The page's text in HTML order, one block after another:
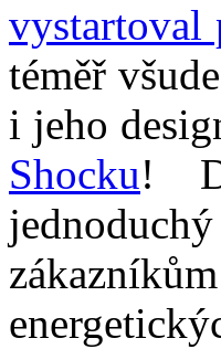
vystartoval
téměř
i jeho
Shocku!